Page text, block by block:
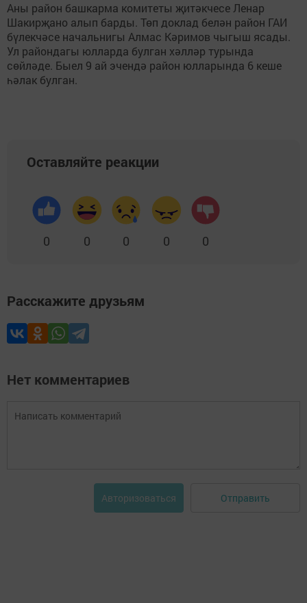
Аны район башкарма комитеты җитәкчесе Ленар
Шакирҗано алып барды. Төп доклад белән район ГАИ
бүлекчәсе начальнигы Алмас Кәримов чыгыш ясады.
Ул райондагы юлларда булган хәлләр турында
сөйләде. Быел 9 ай эчендә район юлларында 6 кеше
һәлак булган.
Оставляйте реакции
0 0 0 0 0
Расскажите друзьям
Нет комментариев
Авторизоваться Отправить